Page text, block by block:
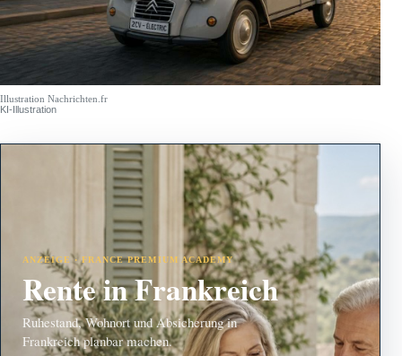
Illustration Nachrichten.fr
KI-Illustration
ANZEIGE · FRANCE PREMIUM ACADEMY
Rente in Frankreich
Ruhestand, Wohnort und Absicherung in
Frankreich planbar machen.